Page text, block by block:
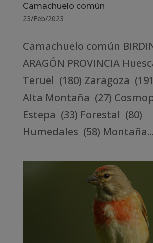
Camachuelo común
23/Feb/2023
Camachuelo común
ARAGÓN PROVINCIA
Teruel (180) Zaragoza
Alta Montaña (27)
Estepa (33) Forestal (80)
Humedales (58) Montaña...